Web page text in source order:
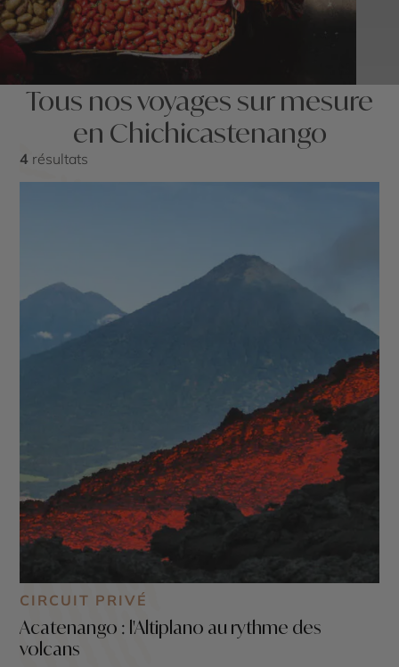
Tous nos voyages sur mesure
en Chichicastenango
4 résultats
CIRCUIT PRIVÉ
Acatenango : l'Altiplano au rythme des
volcans